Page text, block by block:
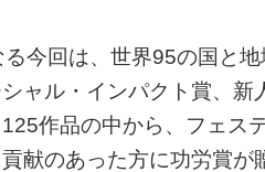
今回は、世界95の国と
ャル・インパクト賞、
作品の中から、フェス
献のあった方に功労賞が